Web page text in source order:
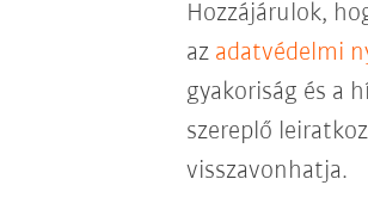
Hozzájárulok,
az adatvédelmi
gyakoriság és a
szereplő
visszavonhatja.